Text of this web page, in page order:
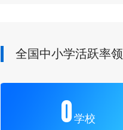
全国中小学活跃率
0 学校